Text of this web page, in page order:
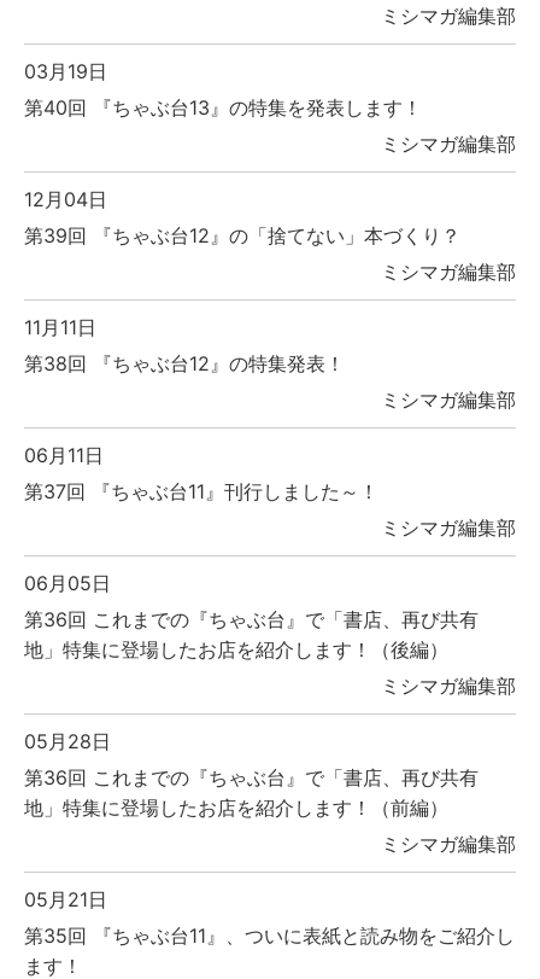
ミシマガ編集部
03月19日
第40回 『ちゃぶ台13』の特集を発表します！
ミシマガ編集部
12月04日
第39回 『ちゃぶ台12』の「捨てない」本づくり？
ミシマガ編集部
11月11日
第38回 『ちゃぶ台12』の特集発表！
ミシマガ編集部
06月11日
第37回 『ちゃぶ台11』刊行しました～！
ミシマガ編集部
06月05日
第36回 これまでの『ちゃぶ台』で「書店、再び共有
地」特集に登場したお店を紹介します！（後編）
ミシマガ編集部
05月28日
第36回 これまでの『ちゃぶ台』で「書店、再び共有
地」特集に登場したお店を紹介します！（前編）
ミシマガ編集部
05月21日
第35回 『ちゃぶ台11』、ついに表紙と読み物をご紹介し
ます！